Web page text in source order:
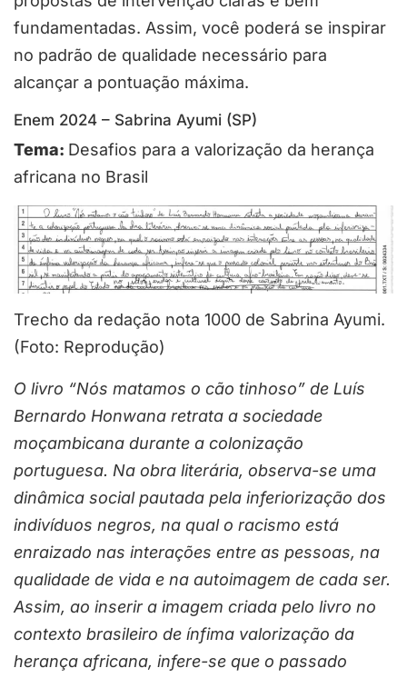
fundamentadas. Assim, você poderá se inspirar
no padrão de qualidade necessário para
alcançar a pontuação máxima.
Enem 2024 – Sabrina Ayumi (SP)
Tema: Desafios para a valorização da herança
africana no Brasil
Trecho da redação nota 1000 de Sabrina Ayumi.
(Foto: Reprodução)
O livro “Nós matamos o cão tinhoso” de Luís
Bernardo Honwana retrata a sociedade
moçambicana durante a colonização
portuguesa. Na obra literária, observa-se uma
dinâmica social pautada pela inferiorização dos
indivíduos negros, na qual o racismo está
enraizado nas interações entre as pessoas, na
qualidade de vida e na autoimagem de cada ser.
Assim, ao inserir a imagem criada pelo livro no
contexto brasileiro de ínfima valorização da
herança africana, infere-se que o passado